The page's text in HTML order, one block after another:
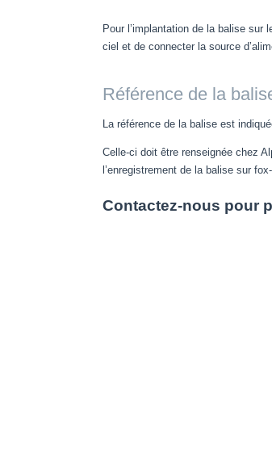
Pour l’implantation de la balise
ciel et de connecter la source
Référence de la
La référence de la balise est
Celle-ci doit être renseignée chez
l’enregistrement de la balise sur
Contactez-nous pour